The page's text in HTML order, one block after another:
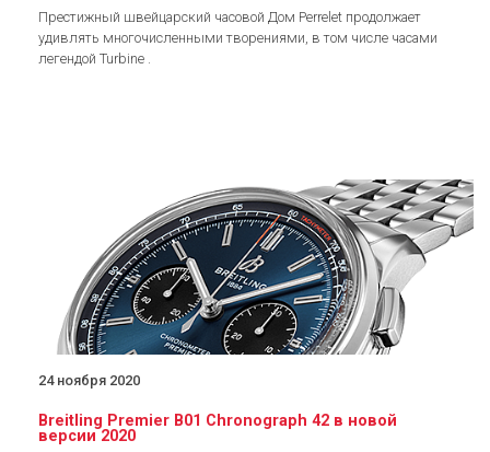
Престижный швейцарский часовой Дом Perrelet продолжает
удивлять многочисленными творениями, в том числе часами
легендой Turbine .
24 ноября 2020
Breitling Premier B01 Chronograph 42 в новой
версии 2020